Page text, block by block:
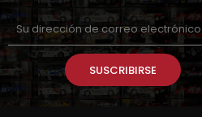
SUSCRIBIRSE